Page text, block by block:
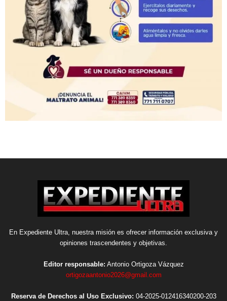
En Expediente Ultra, nuestra misión es ofrecer información exclusiva y
opiniones trascendentes y objetivas.
Editor responsable: Antonio Ortigoza Vázquez
ortigozaantonio2026@gmail.com
Reserva de Derechos al Uso Exclusivo: 04-2025-012416340200-203